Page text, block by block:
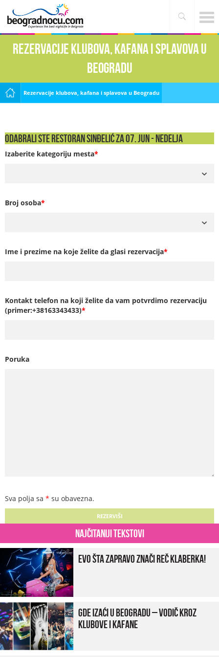
Rezervacije klubova, kafana i splavova u
Beogradu
Rezervacije klubova, kafana i splavova u Beogradu
Odabrali ste Restoran Sinđelić za 07. Jun - NEDELJA
Izaberite kategoriju mesta*
Broj osoba*
Ime i prezime na koje želite da glasi rezervacija*
Kontakt telefon na koji želite da vam potvrdimo rezervaciju
(primer:+38163343433)*
Poruka
Sva polja sa * su obavezna.
Najčitaniji tekstovi
Evo šta zapravo znači reč klaberka!
Gde izaći u Beogradu – vodič kroz
klubove i kafane